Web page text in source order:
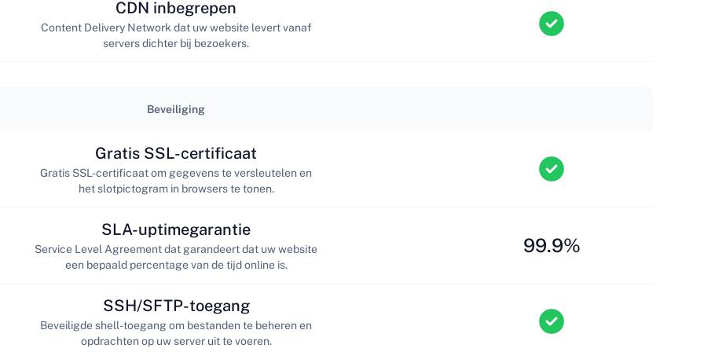
CDN inbegrepen
Content Delivery Network dat uw website levert vanaf
servers dichter bij bezoekers.
Beveiliging
Gratis SSL-certificaat
Gratis SSL-certificaat om gegevens te versleutelen en
het slotpictogram in browsers te tonen.
SLA-uptimegarantie
Service Level Agreement dat garandeert dat uw website
een bepaald percentage van de tijd online is.
99.9%
SSH/SFTP-toegang
Beveiligde shell-toegang om bestanden te beheren en
opdrachten op uw server uit te voeren.